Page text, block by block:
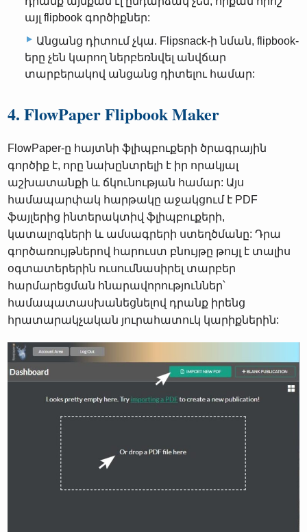
այլ flipbook գործիքներ:
Անցանց դիտում չկա. Flipsnack-ի նման, flipbook-
երը չեն կարող ներբեռնվել անվճար
տարբերակով անցանց դիտելու համար:
4. FlowPaper Flipbook Maker
FlowPaper-ը հայտնի ֆլիպբուքերի ծրագրային
գործիք է, որը նախընտրելի է իր որակյալ
աշխատանքի և ճկունության համար: Այս
համապարփակ հարթակը աջակցում է PDF
ֆայլերից ինտերակտիվ ֆլիպբուքերի,
կատալոգների և ամսագրերի ստեղծմանը: Դրա
գործառույթներով հարուստ բնույթը թույլ է տալիս
օգտատերերին ուսումնասիրել տարբեր
հարմարեցման հնարավորություններ՝
համապատասխանեցնելով դրանք իրենց
հրատարակչական յուրահատուկ կարիքներին: